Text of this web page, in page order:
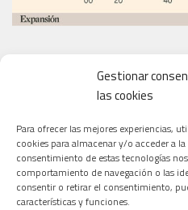
Gestionar
las cookies
Para ofrecer las mejores experiencias,
cookies para almacenar y/o acceder a
consentimiento de estas tecnologías
comportamiento de navegación o las
consentir o retirar el consentimiento,
características y funciones.